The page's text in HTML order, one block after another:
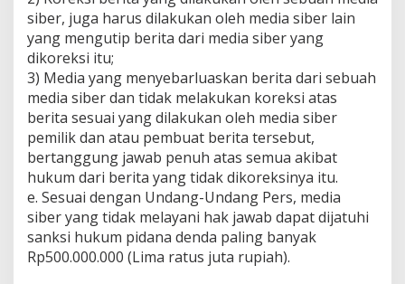
siber, juga harus dilakukan oleh media siber lain
yang mengutip berita dari media siber yang
dikoreksi itu;
3) Media yang menyebarluaskan berita dari sebuah
media siber dan tidak melakukan koreksi atas
berita sesuai yang dilakukan oleh media siber
pemilik dan atau pembuat berita tersebut,
bertanggung jawab penuh atas semua akibat
hukum dari berita yang tidak dikoreksinya itu.
e. Sesuai dengan Undang-Undang Pers, media
siber yang tidak melayani hak jawab dapat dijatuhi
sanksi hukum pidana denda paling banyak
Rp500.000.000 (Lima ratus juta rupiah).